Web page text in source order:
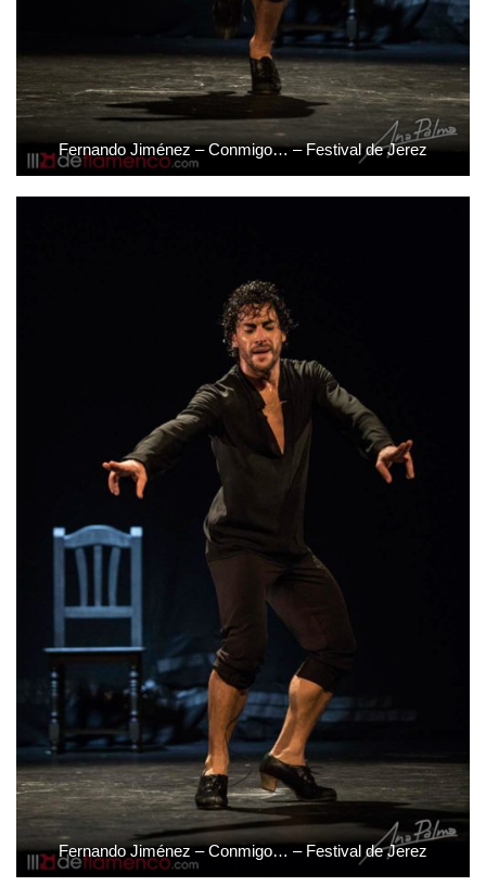
Fernando Jiménez – Conmigo… – Festival de Jerez
Fernando Jiménez – Conmigo… – Festival de Jerez